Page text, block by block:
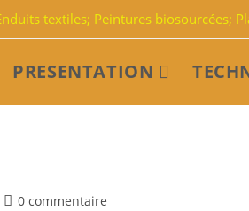
Enduits textiles; Peintures biosourcées;
PRESENTATION
0 commentaire